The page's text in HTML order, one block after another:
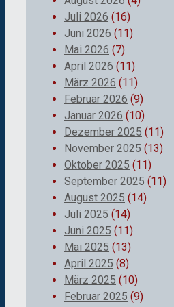
Juli 2026 (16)
Juni 2026 (11)
Mai 2026 (7)
April 2026 (11)
März 2026 (11)
Februar 2026 (9)
Januar 2026 (10)
Dezember 2025 (11)
November 2025 (13)
Oktober 2025 (11)
September 2025 (11)
August 2025 (14)
Juli 2025 (14)
Juni 2025 (11)
Mai 2025 (13)
April 2025 (8)
März 2025 (10)
Februar 2025 (9)